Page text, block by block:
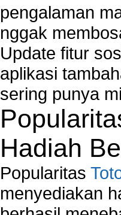
pengalaman
nggak
Update fitur
aplikasi
sering punya
Hadiah
Popularitas
menyediakan